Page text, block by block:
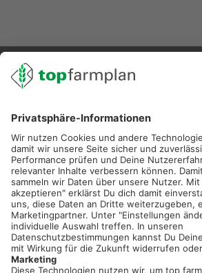
02501 801 44 84
Sei immer auf dem
Neue Features, spannende Tipps und